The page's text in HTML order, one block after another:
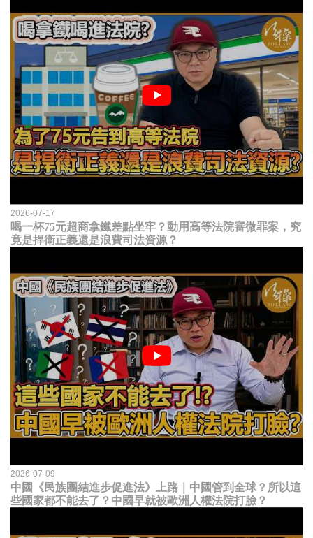
2026-07-17
喝一杯75元超商拿鐵差點坐牢？動用高等法院審微罪案，究
竟是捍衛正義還是浪費司法資源？
2026-07-09
中國《民族團結進步促進法》上路｜中國管到全球？所以這
些國家都不能去了？中國早就被歐洲人權法院打臉？